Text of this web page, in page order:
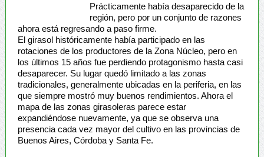
Prácticamente había desaparecido de la
región, pero por un conjunto de razones
ahora está regresando a paso firme.
El girasol históricamente había participado en las
rotaciones de los productores de la Zona Núcleo, pero en
los últimos 15 años fue perdiendo protagonismo hasta casi
desaparecer. Su lugar quedó limitado a las zonas
tradicionales, generalmente ubicadas en la periferia, en las
que siempre mostró muy buenos rendimientos. Ahora el
mapa de las zonas girasoleras parece estar
expandiéndose nuevamente, ya que se observa una
presencia cada vez mayor del cultivo en las provincias de
Buenos Aires, Córdoba y Santa Fe.